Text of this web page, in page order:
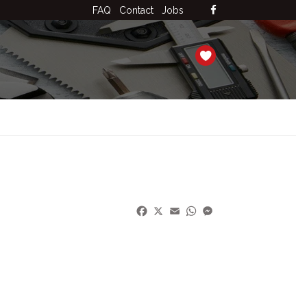
FAQ Contact Jobs
Facebook
X EmailWhatsApp